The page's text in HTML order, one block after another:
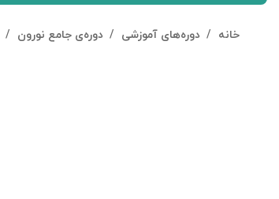
خانه دوره‌های آموزشی دوره‌ی جامع نورون